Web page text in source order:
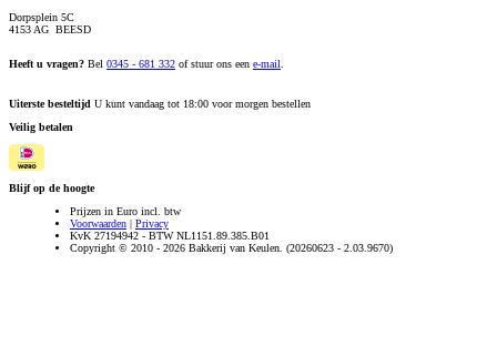
Dorpsplein 5C
4153 AG BEESD
Heeft u vragen? Bel 0345 - 681 332 of stuur ons een e-mail.
Uiterste besteltijd U kunt vandaag tot 18:00 voor morgen bestellen
Veilig betalen
Blijf op de hoogte
Prijzen in Euro incl. btw
Voorwaarden | Privacy
KvK 27194942 - BTW NL1151.89.385.B01
Copyright © 2010 - 2026 Bakkerij van Keulen. (20260623 - 2.03.9670)